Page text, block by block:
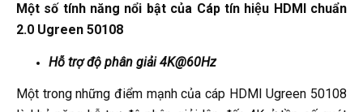
Một số tính năng nổi bật của Cáp tín hiệu HDMI chuẩn
2.0 Ugreen 50108
Hỗ trợ độ phân giải 4K@60Hz
Một trong những điểm mạnh của cáp HDMI Ugreen 50108